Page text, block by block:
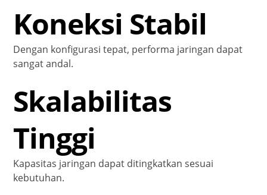
Koneksi Stabil
Dengan konfigurasi tepat, performa jaringan dapat
sangat andal.
Skalabilitas
Tinggi
Kapasitas jaringan dapat ditingkatkan sesuai
kebutuhan.